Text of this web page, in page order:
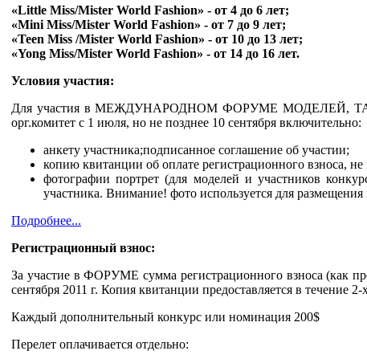
«Little Miss/Mister World Fashion» - от 4 до 6 лет;
«Mini Miss/Mister World Fashion» - от 7 до 9 лет;
«Teen Miss /Mister World Fashion» - от 10 до 13 лет;
«Yong Miss/Mister World Fashion» - от 14 до 16 лет.
Условия участия:
Для участия в МЕЖДУНАРОДНОМ ФОРУМЕ МОДЕЛЕЙ,
орг.комитет с 1 июля, но не позднее 10 сентября включительно:
анкету участника;подписанное соглашение об участии;
копию квитанции об оплате регистрационного взноса, не
фотографии портрет (для моделей и участников
участника. Внимание! фото используется для
Подробнее...
Регистрационный взнос:
За участие в ФОРУМЕ сумма регистрационного взноса (как
сентября 2011 г. Копия квитанции предоставляется в течение
Каждый дополнительный конкурс или номинация 200$
Перелет оплачивается отдельно: